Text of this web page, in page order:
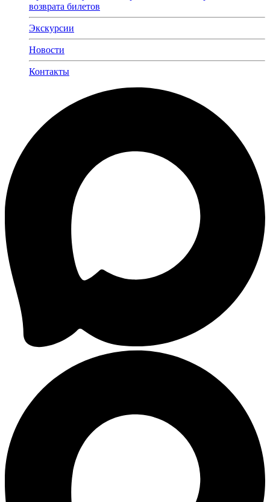
возврата билетов
Экскурсии
Новости
Контакты